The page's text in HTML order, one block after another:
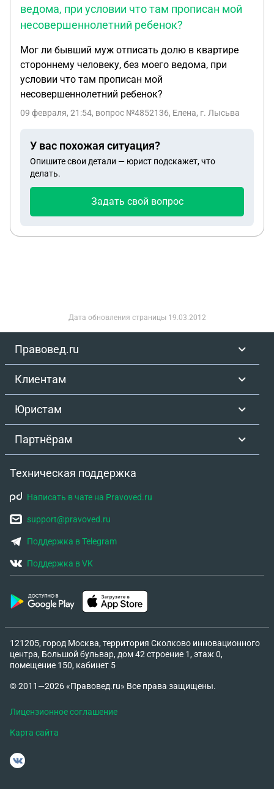
ведома, при условии что там прописан мой
несовершеннолетний ребенок?
Мог ли бывший муж отписать долю в квартире
стороннему человеку, без моего ведома, при
условии что там прописан мой
несовершеннолетний ребенок?
09 февраля, 21:54, вопрос №4852136, Елена, г. Лысьва
У вас похожая ситуация?
Опишите свои детали — юрист подскажет, что
делать.
Задать свой вопрос
Дата обновления страницы 19.03.2012
Правовед.ru
Клиентам
Юристам
Партнёрам
Техническая поддержка
Написать в чате на Pravoved.ru
support@pravoved.ru
Поддержка в Telegram
Поддержка в VK
121205, город Москва, территория Сколково инновационного
центра, Большой бульвар, дом 42 строение 1, этаж 0,
помещение 150, кабинет 5
© 2011—2026 «Правовед.ru» Все права защищены.
Лицензионное соглашение
Карта сайта